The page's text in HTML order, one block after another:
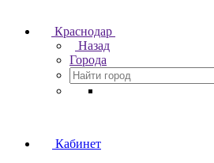
Краснодар
Назад
Города
Кабинет